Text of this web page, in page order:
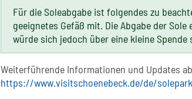
Für die Soleabgabe ist folgendes zu
geeignetes Gefäß mit. Die Abgabe der
würde sich jedoch über eine kleine Spende
Weiterführende Informationen und Updates
https://www.visitschoenebeck.de/de/